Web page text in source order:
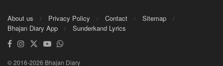
About us Privacy Policy Contact
Sitemap
Bhajan Diary App
Sunderkand Lyrics
© 2016-2026 Bhajan Diary